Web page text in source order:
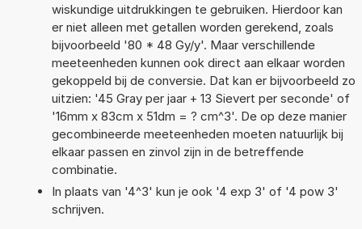
wiskundige uitdrukkingen te gebruiken. Hierdoor kan
er niet alleen met getallen worden gerekend, zoals
bijvoorbeeld '80 * 48 Gy/y'. Maar verschillende
meeteenheden kunnen ook direct aan elkaar worden
gekoppeld bij de conversie. Dat kan er bijvoorbeeld zo
uitzien: '45 Gray per jaar + 13 Sievert per seconde' of
'16mm x 83cm x 51dm = ? cm^3'. De op deze manier
gecombineerde meeteenheden moeten natuurlijk bij
elkaar passen en zinvol zijn in de betreffende
combinatie.
In plaats van '4^3' kun je ook '4 exp 3' of '4 pow 3'
schrijven.